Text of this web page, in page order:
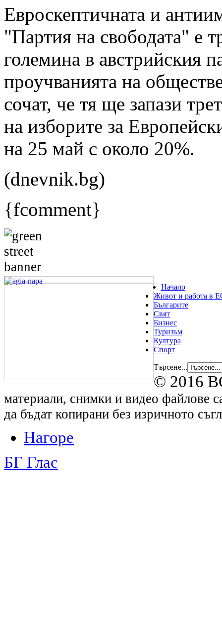
Евроскептичната и
"Партия на свободата" е
големина в австрийския
проучванията на
сочат, че тя ще запази
на изборите за
на 25 май с около 20%.
(dnevnik.bg)
{fcomment}
Начало
Живот и работа в
Българите
Свят
Бизнес
Туризъм
Култура
Спорт
Търсене...
© 2016
материали, снимки и видео файлове
да бъдат копирани без изричното
Нагоре
БГ Глас